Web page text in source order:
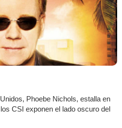
Phoebe Nichols, estalla en
CSI exponen el lado oscuro del